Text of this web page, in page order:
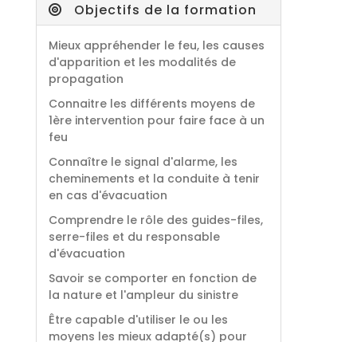
Objectifs de la formation
Mieux appréhender le feu, les causes
d'apparition et les modalités de
propagation
Connaitre les différents moyens de
1ère intervention pour faire face à un
feu
Connaître le signal d'alarme, les
cheminements et la conduite à tenir
en cas d'évacuation
Comprendre le rôle des guides-files,
serre-files et du responsable
d'évacuation
Savoir se comporter en fonction de
la nature et l'ampleur du sinistre
Être capable d'utiliser le ou les
moyens les mieux adapté(s) pour